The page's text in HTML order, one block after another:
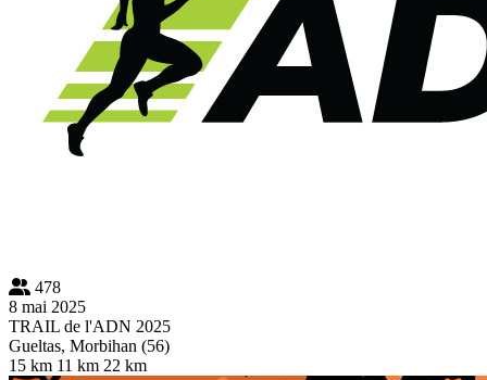
478
8 mai 2025
TRAIL de l'ADN 2025
Gueltas, Morbihan (56)
15 km 11 km 22 km